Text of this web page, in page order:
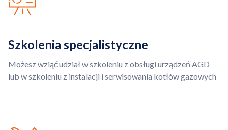
Szkolenia specjalistyczne
Możesz wziąć udział w szkoleniu z obsługi urządzeń AGD
lub w szkoleniu z instalacji i serwisowania kotłów gazowych